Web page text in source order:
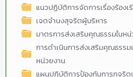
แนวปฏิบัติการจัดการเรื่องร้องเ
เจตจำนงสุจริตผู้บริหาร
มาตรการส่งเสริมคุณธรรมในห
การดำเนินการส่งเสริมคุณธรรม
หน่วยงาน
แผนปฏิบัติการป้องกันการทุจริต